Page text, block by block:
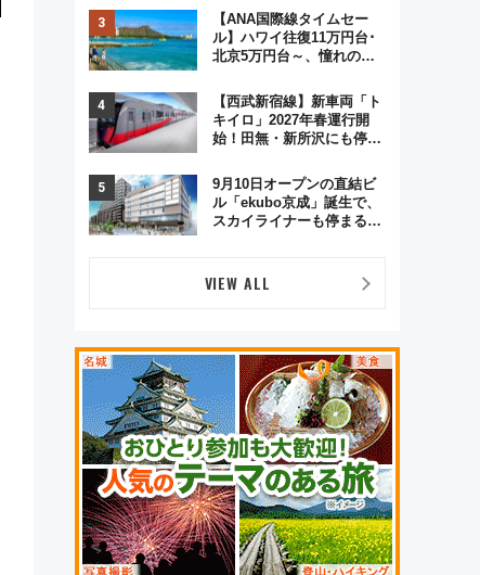
ジュアルパーティープラン
【ANA国際線タイムセー
ル】ハワイ往復11万円台･
北京5万円台～、憧れのビ
GW旅行まで狙える激アツ
路線まとめ（8/10まで）
【西武新宿線】新車両「ト
キイロ」2027年春運行開
始！田無・新所沢にも停
弾」も
9月10日オープンの直結ビ
ル「ekubo京成」誕生で、
スカイライナーも停まる巨
公開！
VIEW ALL